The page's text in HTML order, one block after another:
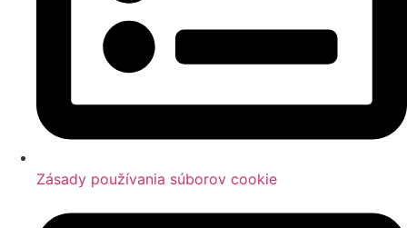
Zásady používania súborov cookie